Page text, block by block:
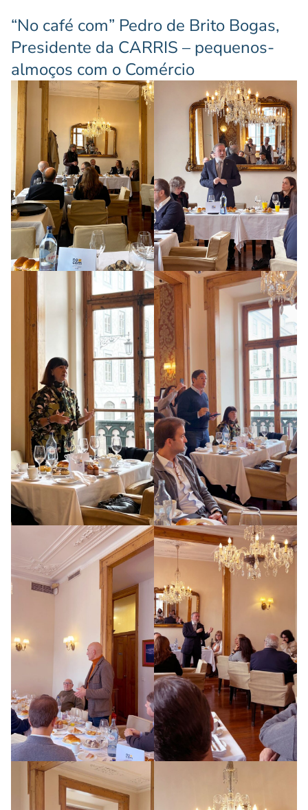
“No café com” Pedro de Brito Bogas,
Presidente da CARRIS – pequenos-
almoços com o Comércio